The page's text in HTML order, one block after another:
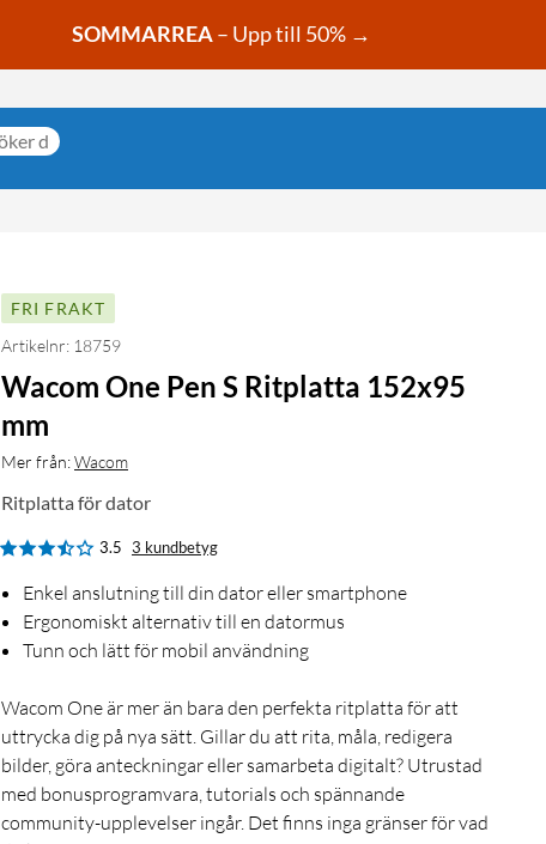
SOMMARREA– Upp till 50% →
FRI FRAKT
Artikelnr: 18759
Wacom One Pen S Ritplatta 152x95
mm
Mer från:Wacom
Ritplatta för dator
3.5 3 kundbetyg
Enkel anslutning till din dator eller smartphone
Ergonomiskt alternativ till en datormus
Tunn och lätt för mobil användning
Wacom One är mer än bara den perfekta ritplatta för att
uttrycka dig på nya sätt. Gillar du att rita, måla, redigera
bilder, göra anteckningar eller samarbeta digitalt? Utrustad
med bonusprogramvara, tutorials och spännande
community-upplevelser ingår. Det finns inga gränser för vad